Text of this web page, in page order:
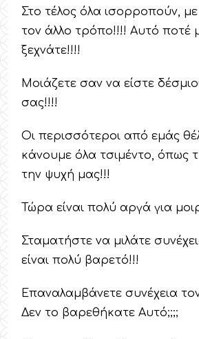
Στο τέλος όλα ισορροπούν,
τον άλλο τρόπο!!!! Αυτό ποτέ
ξεχνάτε!!!!
Μοιάζετε σαν να είστε
σας!!!!
Οι περισσότεροι από εμάς
κάνουμε όλα τσιμέντο, όπως
την ψυχή μας!!!
Τώρα είναι πολύ αργά για
Σταματήστε να μιλάτε
είναι πολύ βαρετό!!!
Επαναλαμβάνετε συνέχεια
Δεν το βαρεθήκατε Αυτό;;;;